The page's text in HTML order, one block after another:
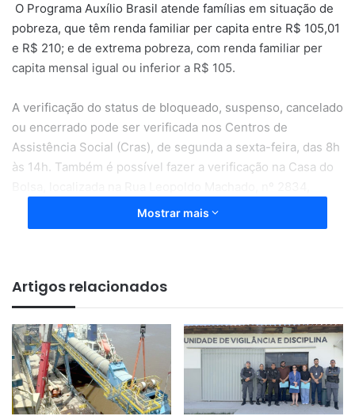
O Programa Auxílio Brasil atende famílias em situação de
pobreza, que têm renda familiar per capita entre R$ 105,01
e R$ 210; e de extrema pobreza, com renda familiar per
capita mensal igual ou inferior a R$ 105.
A verificação do status de bloqueado, suspenso, cancelado
ou encerrado pode ser verificada nos Centros de
Assistência Social (Cras), de segunda a sexta-feira, das 8h
às 14h. Também é possível fazer a verificação na Casa do
esquina com a Avenida Desidério Antônio Coelho, no
horário de 8h às 18h, de segunda a sexta-feira.
Na Educação, as condicionalidades são: frequência escolar
mensal mínima de 60% para os beneficiários de 4 e 5 anos,
e de 75% para os beneficiários de 6 a 15 anos e de 16 a 21
anos incompletos, que tenham benefícios atrelados a eles.
Na Saúde, é necessário estar com a vacinação em dia, bem
Mostrar mais
Artigos relacionados